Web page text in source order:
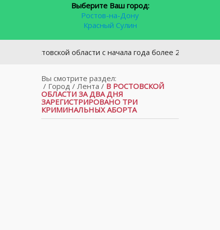
Выберите Ваш город:
Ростов-на-Дону
Красный Сулин
Ростовской области с начала года более 2000 водителей
Вы смотрите раздел:
/ Город/ Лента / В РОСТОВСКОЙ
ОБЛАСТИ ЗА ДВА ДНЯ
ЗАРЕГИСТРИРОВАНО ТРИ
КРИМИНАЛЬНЫХ АБОРТА